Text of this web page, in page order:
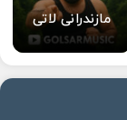
مازندرانی لاتی